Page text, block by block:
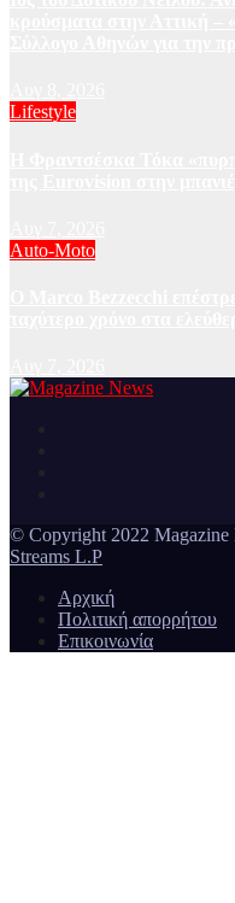
Lifestyle
Auto-Moto
© Copyright 2022 Magazine
Streams L.P
Αρχική
Πολιτική απορρήτου
Επικοινωνία